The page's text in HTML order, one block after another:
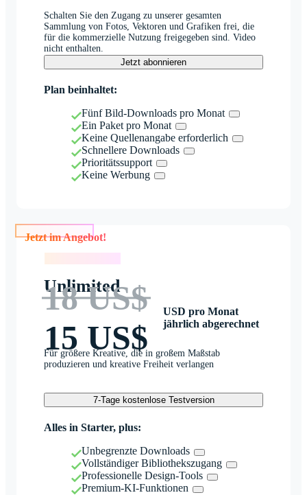
Schalten Sie den Zugang zu unserer gesamten
Sammlung von Fotos, Vektoren und Grafiken frei, die
für die kommerzielle Nutzung freigegeben sind. Video
nicht enthalten.
Jetzt abonnieren
Plan beinhaltet:
Fünf Bild-Downloads pro Monat
Ein Paket pro Monat
Keine Quellenangabe erforderlich
Schnellere Downloads
Prioritätssupport
Keine Werbung
Jetzt im Angebot!
Unlimited
18 US$
15 US$
USD pro Monat
jährlich abgerechnet
Für größere Kreative, die in großem Maßstab
produzieren und kreative Freiheit verlangen
7-Tage kostenlose Testversion
Alles in Starter, plus:
Unbegrenzte Downloads
Vollständiger Bibliothekszugang
Professionelle Design-Tools
Premium-KI-Funktionen